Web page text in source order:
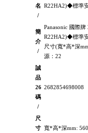
名
/
R22HA2)◆標準
簡
介
/
Panasonic 國際
R22HA2)◆標準
尺寸(寬*高*深
源：22
誠
品
26
碼
/
2682854698008
尺
寸 寬*高*深mm: